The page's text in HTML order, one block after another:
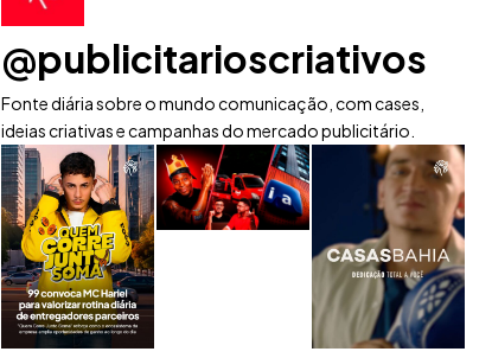
@publicitarioscriativos
Fonte diária sobre o mundo comunicação, com cases,
ideias criativas e campanhas do mercado publicitário.